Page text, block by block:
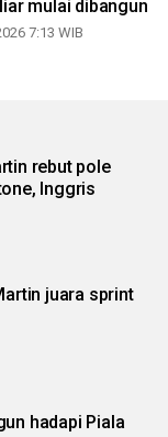
mulai dibangun
7:13 WIB
rebut pole
Inggris
juara sprint
hadapi Piala